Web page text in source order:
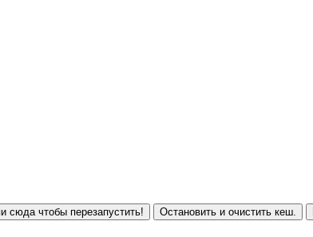
сюда чтобы перезапустить! Остановить и очистить кеш.